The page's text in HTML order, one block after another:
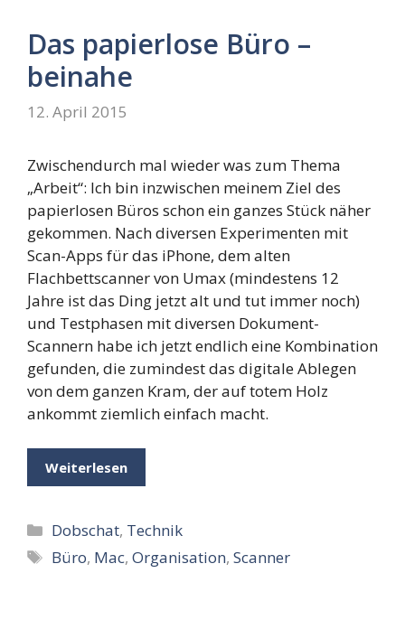
Das papierlose Büro –
beinahe
12. April 2015
Zwischendurch mal wieder was zum Thema
„Arbeit“: Ich bin inzwischen meinem Ziel des
papierlosen Büros schon ein ganzes Stück näher
gekommen. Nach diversen Experimenten mit
Scan-Apps für das iPhone, dem alten
Flachbettscanner von Umax (mindestens 12
Jahre ist das Ding jetzt alt und tut immer noch)
und Testphasen mit diversen Dokument-
Scannern habe ich jetzt endlich eine Kombination
gefunden, die zumindest das digitale Ablegen
von dem ganzen Kram, der auf totem Holz
ankommt ziemlich einfach macht.
Weiterlesen
Kategorien
Dobschat, Technik
Schlagwörter
Büro, Mac,Organisation,Scanner